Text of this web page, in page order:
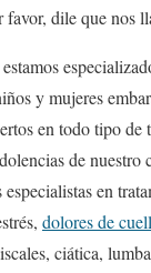
dile que nos
y mujeres
en todo tipo de
de nuestro
en
dolores de
ciática,